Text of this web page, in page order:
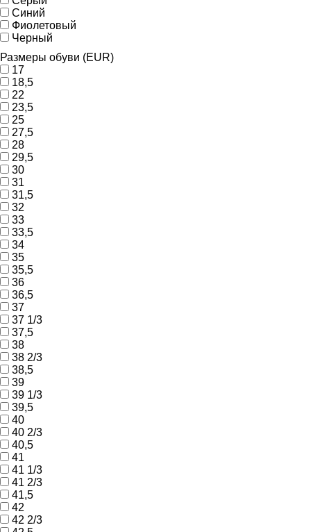
Синий
Фиолетовый
Черный
Размеры обуви (EUR)
17
18,5
22
23,5
25
27,5
28
29,5
30
31
31,5
32
33
33,5
34
35
35,5
36
36,5
37
37 1/3
37,5
38
38 2/3
38,5
39
39 1/3
39,5
40
40 2/3
40,5
41
41 1/3
41 2/3
41,5
42
42 2/3